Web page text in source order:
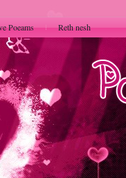
Poeams Reth nesh